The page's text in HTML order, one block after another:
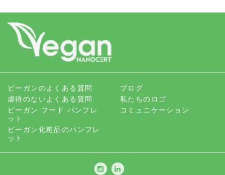
ビーガンのよくある質問
虐待のないよくある質問
ビーガン フード パンフレ
ット
ビーガン化粧品のパンフレ
ット
ブログ
私たちのロゴ
コミュニケーション